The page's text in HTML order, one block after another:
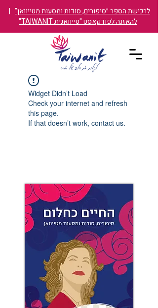
לרכישת הספר ״סיפורים, סודות ומסעות מטייוואן" |
להאזנה לפודקאסט "טייוואנית TAIWANIT"
Widget Didn’t Load
Check your internet and refresh
this page.
If that doesn’t work, contact us.